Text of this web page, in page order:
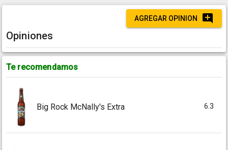
AGREGAR OPINION
Opiniones
Te recomendamos
Big Rock McNally's Extra 6.3